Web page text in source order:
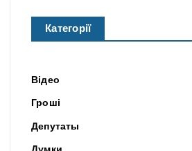
Категорії
Відео
Гроші
Депутаты